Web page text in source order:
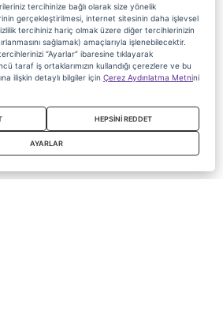
tercihinize bağlı olarak size yönelik
gerçekleştirilmesi, internet sitesinin daha işlevsel
tercihiniz hariç olmak üzere diğer tercihlerinizin
sağlamak) amaçlarıyla işlenebilecektir.
“Ayarlar” ibaresine tıklayarak
taraf iş ortaklarımızın kullandığı çerezlere ve bu
ilişkin detaylı bilgiler için Çerez Aydınlatma Metnini
HEPSİNİ REDDET
AYARLAR